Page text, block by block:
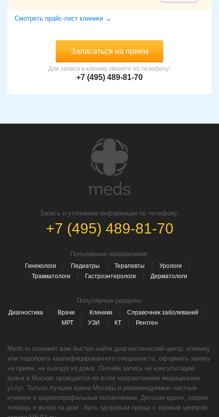
Смотреть прайс-лист клиники →
Записаться на прием
Для записи в клинику звоните по телефону:
+7 (495) 489-81-70
Запись и уточнение информации по телефону:
+7 (495) 489-81-70
Популярные направление:
Гинекологи Педиатры Терапевты
Урологи
Травматологи
Гастроэнтерологи Дерматологи
Популярные разделы:
Диагностика Врачи Клиники
Справочник заболеваний
МРТ
УЗИ КТ Рентген
Meds.ru поможет вам быстро найти диагностический центр, клинику
или подобрать квалифицированного специалиста, оформить заявку
на прием, не выходя из дома. Онлайн запись на консультацию
врача в Москве проводится по всем направлениям медицинских
услуг. Только лучшие врачи Москвы и рекомендуемые частные
клиники и широкопрофильные поликлиники. Детские врачи, скорая
помощь и вызов на дом - быть здоровым проще с единым центром